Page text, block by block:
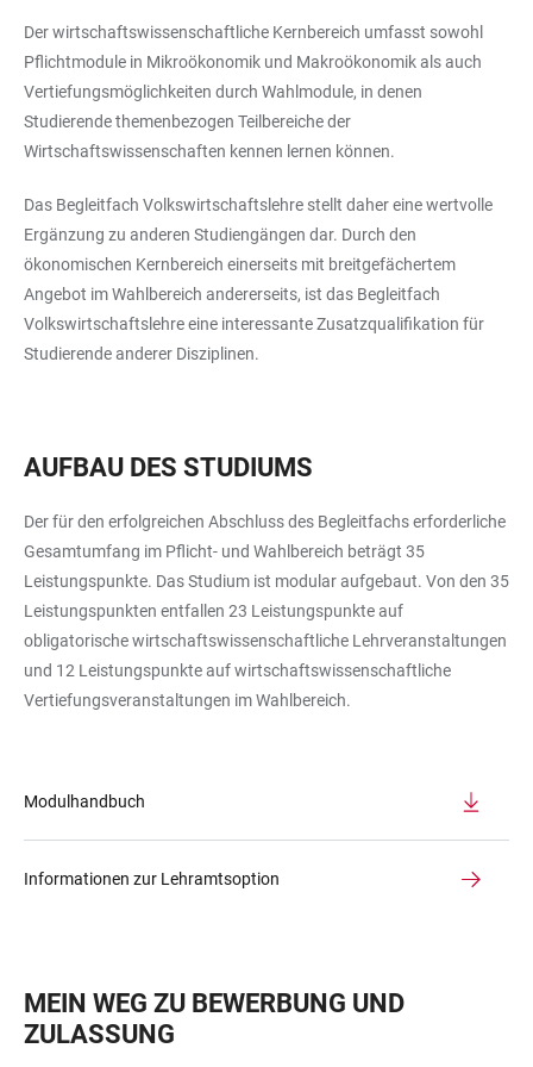
Der wirtschaftswissenschaftliche Kernbereich umfasst sowohl
Pflichtmodule in Mikroökonomik und Makroökonomik als auch
Vertiefungsmöglichkeiten durch Wahlmodule, in denen
Studierende themenbezogen Teilbereiche der
Wirtschaftswissenschaften kennen lernen können.
Das Begleitfach Volkswirtschaftslehre stellt daher eine wertvolle
Ergänzung zu anderen Studiengängen dar. Durch den
ökonomischen Kernbereich einerseits mit breitgefächertem
Angebot im Wahlbereich andererseits, ist das Begleitfach
Volkswirtschaftslehre eine interessante Zusatzqualifikation für
Studierende anderer Disziplinen.
AUFBAU DES STUDIUMS
Der für den erfolgreichen Abschluss des Begleitfachs erforderliche
Gesamtumfang im Pflicht- und Wahlbereich beträgt 35
Leistungspunkte. Das Studium ist modular aufgebaut. Von den 35
Leistungspunkten entfallen 23 Leistungspunkte auf
obligatorische wirtschaftswissenschaftliche Lehrveranstaltungen
und 12 Leistungspunkte auf wirtschaftswissenschaftliche
Vertiefungsveranstaltungen im Wahlbereich.
Modulhandbuch
Informationen zur Lehramtsoption
MEIN WEG ZU BEWERBUNG UND
ZULASSUNG